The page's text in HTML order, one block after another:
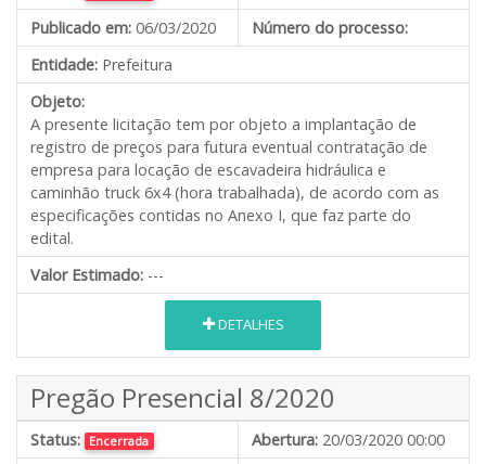
Publicado em: 06/03/2020
Número do processo:
Entidade: Prefeitura
Objeto:
A presente licitação tem por objeto a implantação de
registro de preços para futura eventual contratação de
empresa para locação de escavadeira hidráulica e
caminhão truck 6x4 (hora trabalhada), de acordo com as
especificações contidas no Anexo I, que faz parte do
edital.
Valor Estimado: ---
DETALHES
Pregão Presencial 8/2020
Status: Encerrada Abertura: 20/03/2020 00:00